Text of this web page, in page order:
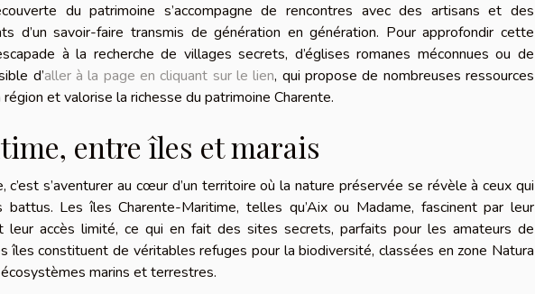
du patrimoine s’accompagne de rencontres avec des artisans et des
d’un savoir-faire transmis de génération en génération. Pour approfondir cette
à la recherche de villages secrets, d’églises romanes méconnues ou de
d’aller à la page en cliquant sur le lien, qui propose de nombreuses ressources
et valorise la richesse du patrimoine Charente.
entre îles et marais
c’est s’aventurer au cœur d’un territoire où la nature préservée se révèle à ceux qui
battus. Les îles Charente-Maritime, telles qu’Aix ou Madame, fascinent par leur
accès limité, ce qui en fait des sites secrets, parfaits pour les amateurs de
îles constituent de véritables refuges pour la biodiversité, classées en zone Natura
marins et terrestres.